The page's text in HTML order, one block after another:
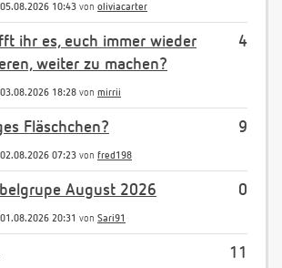
05.08.2026 10:43 von oliviacarter
4
ihr es, euch immer wieder
weiter zu machen?
03.08.2026 18:28 von mirrii
9
Fläschchen?
02.08.2026 07:23 von fred198
0
August 2026
01.08.2026 20:31 von Sari91
11